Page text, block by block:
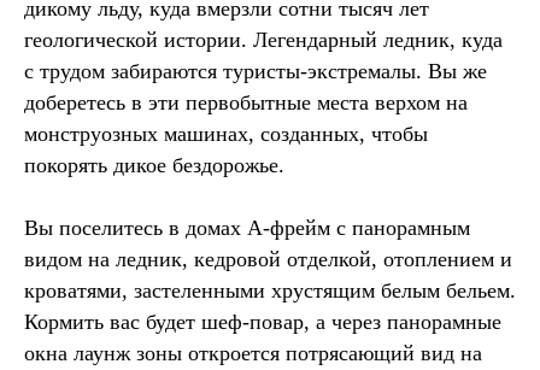
дикому льду, куда вмерзли сотни тысяч лет
геологической истории. Легендарный ледник, куда
с трудом забираются туристы-экстремалы. Вы же
доберетесь в эти первобытные места верхом на
монструозных машинах, созданных, чтобы
покорять дикое бездорожье.
Вы поселитесь в домах А-фрейм с панорамным
видом на ледник, кедровой отделкой, отоплением и
кроватями, застеленными хрустящим белым бельем.
Кормить вас будет шеф-повар, а через панорамные
окна лаунж зоны откроется потрясающий вид на